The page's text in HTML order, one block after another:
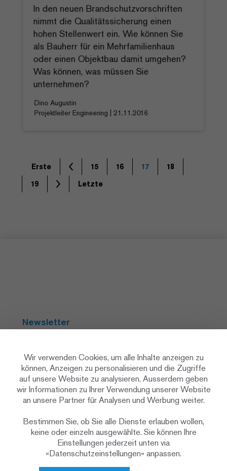
In den neuen Brandschutzvorschriften
nimmt die Qualitätssicherung einen
hohen Stellenwert ein. Wie können Sie
als Bauherr für ein Mehrfamilienhaus
oder einen Objektbau damit umgehen?
Was können, was müssen Sie
unternehmen?
Dino Augustin
Projektleiter Engineering | 21.11.2016
Erste 15 16 17
18
19
Letzte
Newsletter
Social Media
Wir verwenden Cookies, um alle Inhalte anzeigen zu
können, Anzeigen zu personalisieren und die Zugriffe
auf unsere Website zu analysieren. Ausserdem geben
wir Informationen zu Ihrer Verwendung unserer Website
an unsere Partner für Analysen und Werbung weiter.
Bestimmen Sie, ob Sie alle Dienste erlauben wollen,
keine oder einzeln ausgewählte. Sie können Ihre
Einstellungen jederzeit unten via
«Datenschutzeinstellungen» anpassen.